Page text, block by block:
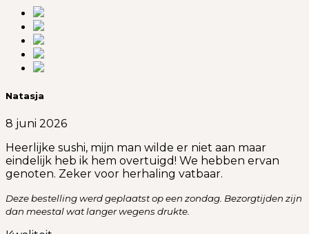
Natasja
8 juni 2026
Heerlijke sushi, mijn man wilde er niet aan maar
eindelijk heb ik hem overtuigd! We hebben ervan
genoten. Zeker voor herhaling vatbaar.
Deze bestelling werd geplaatst op een zondag. Bezorgtijden zijn
dan meestal wat langer wegens drukte.